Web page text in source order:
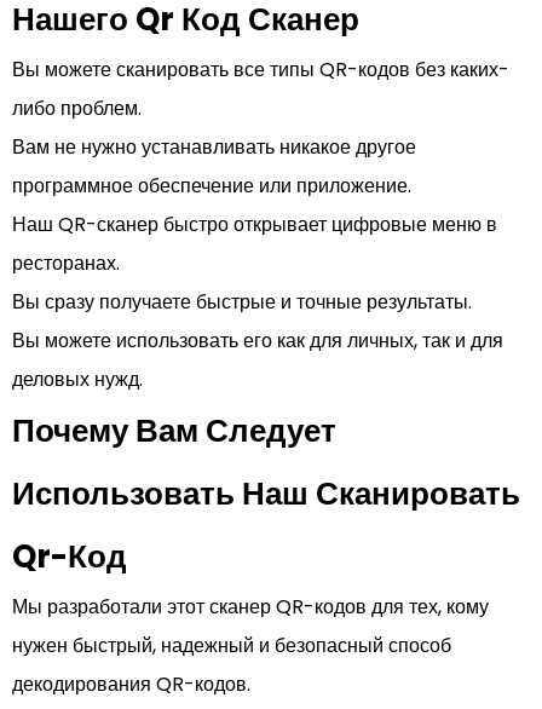
Нашего Qr Код Сканер
Вы можете сканировать все типы QR-кодов без каких-
либо проблем.
Вам не нужно устанавливать никакое другое
программное обеспечение или приложение.
Наш QR-сканер быстро открывает цифровые меню в
ресторанах.
Вы сразу получаете быстрые и точные результаты.
Вы можете использовать его как для личных, так и для
деловых нужд.
Почему Вам Следует
Использовать Наш Сканировать
Qr-Код
Мы разработали этот сканер QR-кодов для тех, кому
нужен быстрый, надежный и безопасный способ
декодирования QR-кодов.